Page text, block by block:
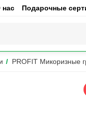
нас Подарочные
/ PROFIT Микоризные